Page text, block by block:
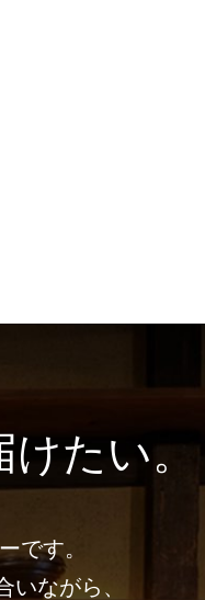
たい。
です。
いながら、